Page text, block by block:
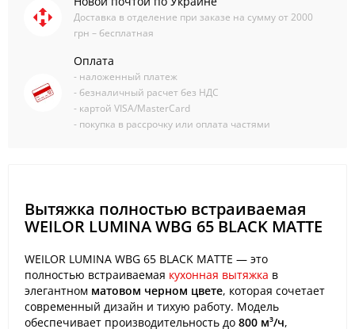
Доставка в отделение при заказе на сумму от 2000
грн – бесплатная
Оплата
- наложенный платеж
- безналичный расчет без НДС
- картой VISA/MasterCard
- покупка в рассрочку или оплата частями
Вытяжка полностью встраиваемая
WEILOR LUMINA WBG 65 BLACK MATTE
WEILOR LUMINA WBG 65 BLACK MATTE — это
полностью встраиваемая кухонная вытяжка в
элегантном матовом черном цвете, которая сочетает
современный дизайн и тихую работу. Модель
обеспечивает производительность до 800 м³/ч,